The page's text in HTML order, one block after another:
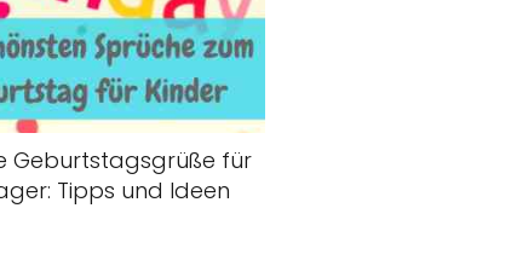
Geburtstagsgrüße für
Tipps und Ideen